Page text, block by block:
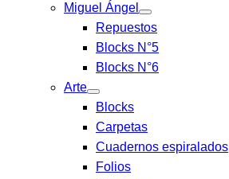
Miguel Ángel
Repuestos
Blocks N°5
Blocks N°6
Arte
Blocks
Carpetas
Cuadernos espiralados
Folios